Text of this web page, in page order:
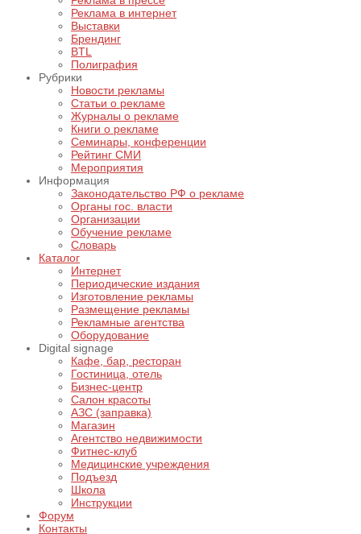
Реклама в интернет
Выставки
Брендинг
BTL
Полиграфия
Рубрики
Новости рекламы
Статьи о рекламе
Журналы о рекламе
Книги о рекламе
Семинары, конференции
Рейтинг СМИ
Мероприятия
Информация
Законодательство РФ о рекламе
Органы гос. власти
Организации
Обучение рекламе
Словарь
Каталог
Интернет
Периодические издания
Изготовление рекламы
Размещение рекламы
Рекламные агентства
Оборудование
Digital signage
Кафе, бар, ресторан
Гостиница, отель
Бизнес-центр
Салон красоты
АЗС (заправка)
Магазин
Агентство недвижимости
Фитнес-клуб
Медицинские учреждения
Подъезд
Школа
Инструкции
Форум
Контакты